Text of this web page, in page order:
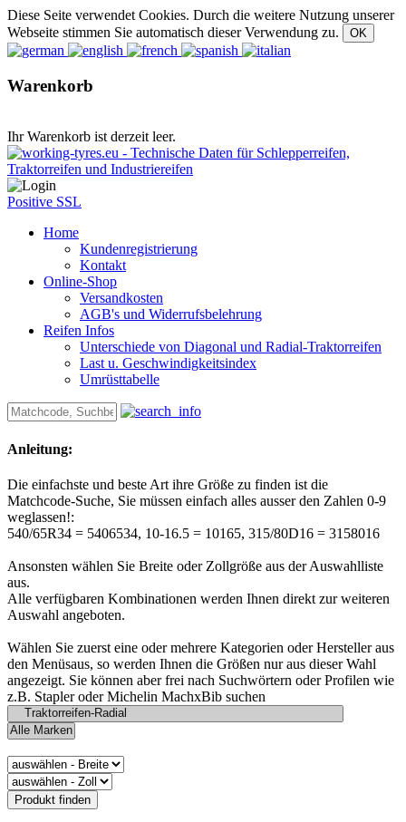
Diese Seite verwendet Cookies. Durch die weitere Nutzung unserer
Webseite stimmen Sie automatisch dieser Verwendung zu.
Warenkorb
Ihr Warenkorb ist derzeit leer.
Positive SSL
Home
Kundenregistrierung
Kontakt
Online-Shop
Versandkosten
AGB's und Widerrufsbelehrung
Reifen Infos
Unterschiede von Diagonal und Radial-Traktorreifen
Last u. Geschwindigkeitsindex
Umrüsttabelle
Anleitung:
Die einfachste und beste Art ihre Größe zu finden ist die
Matchcode-Suche, Sie müssen einfach alles ausser den Zahlen 0-9
weglassen!:
540/65R34 = 5406534, 10-16.5 = 10165, 315/80D16 = 3158016
Ansonsten wählen Sie Breite oder Zollgröße aus der Auswahlliste
aus.
Alle verfügbaren Kombinationen werden Ihnen direkt zur weiteren
Auswahl angeboten.
Wählen Sie zuerst eine oder mehrere Kategorien oder Hersteller aus
den Menüsaus, so werden Ihnen die Größen nur aus dieser Wahl
angezeigt. Sie können aber frei nach Suchwörtern oder Profilen wie
z.B. Stapler oder Michelin MachxBib suchen